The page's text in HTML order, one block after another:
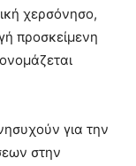
χερσόνησο,
προσκείμενη
για την
στην